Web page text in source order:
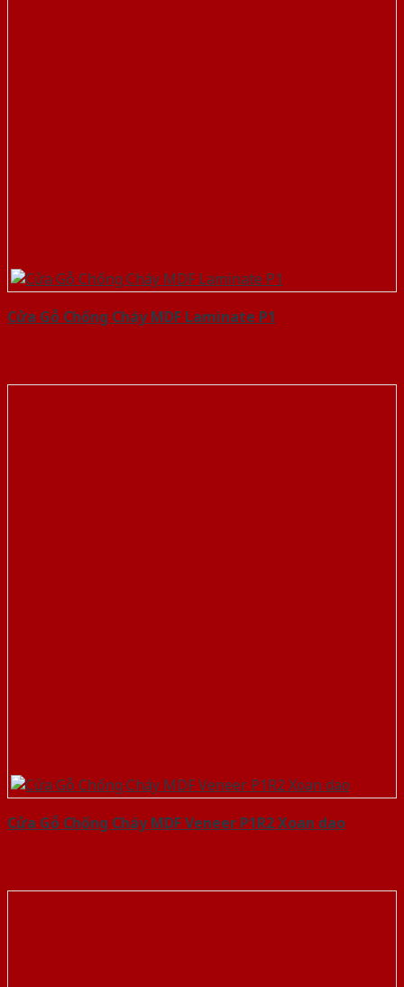
Cửa Gỗ Chống Cháy MDF Laminate P1
Cửa Gỗ Chống Cháy MDF Veneer P1R2 Xoan dao